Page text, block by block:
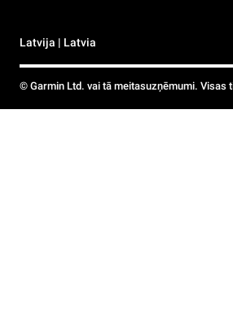
Latvija | Latvia
© Garmin Ltd. vai tā meitasuzņēmumi. Visas